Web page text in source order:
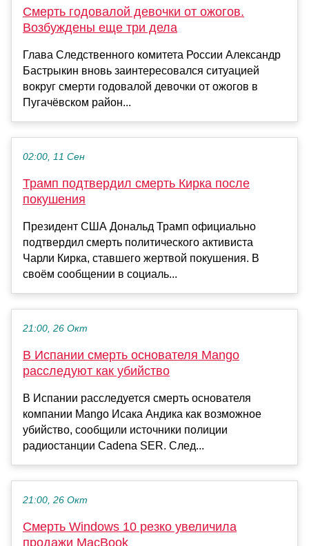
Смерть годовалой девочки от ожогов.
Возбуждены еще три дела
Глава Следственного комитета России Александр
Бастрыкин вновь заинтересовался ситуацией
вокруг смерти годовалой девочки от ожогов в
Пугачёвском район...
02:00, 11 Сен
Трамп подтвердил смерть Кирка после
покушения
Президент США Дональд Трамп официально
подтвердил смерть политического активиста
Чарли Кирка, ставшего жертвой покушения. В
своём сообщении в социаль...
21:00, 26 Окт
В Испании смерть основателя Mango
расследуют как убийство
В Испании расследуется смерть основателя
компании Mango Исака Андика как возможное
убийство, сообщили источники полиции
радиостанции Cadena SER. След...
21:00, 26 Окт
Смерть Windows 10 резко увеличила
продажи MacBook